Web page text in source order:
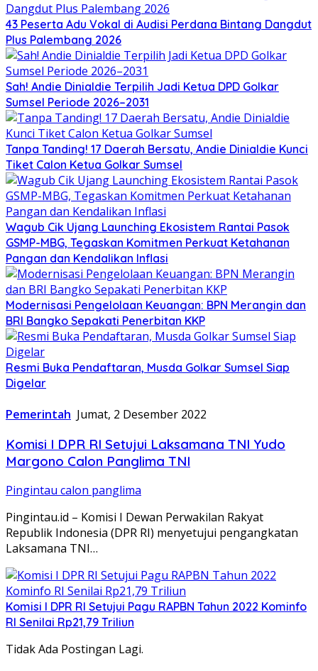
43 Peserta Adu Vokal di Audisi Perdana Bintang Dangdut
Plus Palembang 2026
Sah! Andie Dinialdie Terpilih Jadi Ketua DPD Golkar
Sumsel Periode 2026–2031
Tanpa Tanding! 17 Daerah Bersatu, Andie Dinialdie Kunci
Tiket Calon Ketua Golkar Sumsel
Wagub Cik Ujang Launching Ekosistem Rantai Pasok
GSMP-MBG, Tegaskan Komitmen Perkuat Ketahanan
Pangan dan Kendalikan Inflasi
Modernisasi Pengelolaan Keuangan: BPN Merangin dan
BRI Bangko Sepakati Penerbitan KKP
Resmi Buka Pendaftaran, Musda Golkar Sumsel Siap
Digelar
Pemerintah Jumat, 2 Desember 2022
Komisi I DPR RI Setujui Laksamana TNI Yudo
Margono Calon Panglima TNI
Pingintau calon panglima
Pingintau.id – Komisi I Dewan Perwakilan Rakyat
Republik Indonesia (DPR RI) menyetujui pengangkatan
Laksamana TNI…
Komisi I DPR RI Setujui Pagu RAPBN Tahun 2022 Kominfo
RI Senilai Rp21,79 Triliun
Tidak Ada Postingan Lagi.